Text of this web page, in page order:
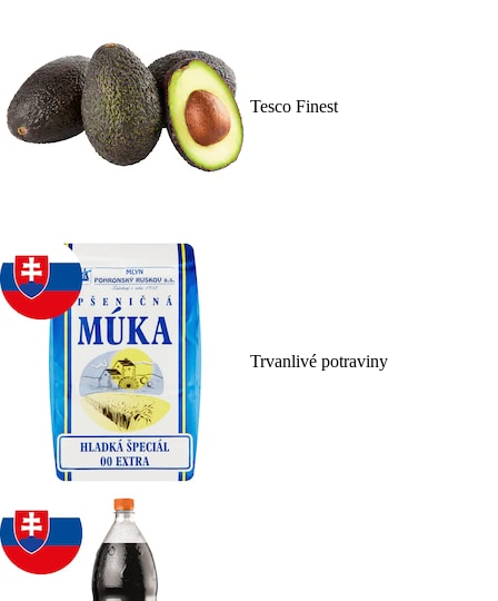
Tesco Finest
Trvanlivé potraviny